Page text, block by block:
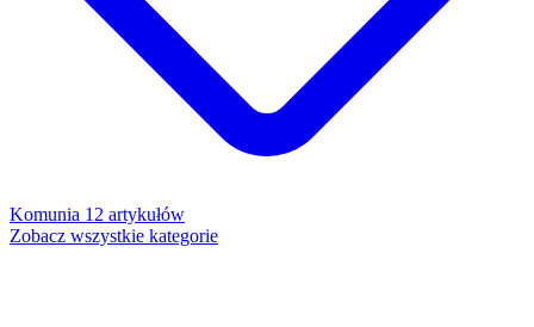
Komunia 12 artykułów
Zobacz wszystkie kategorie